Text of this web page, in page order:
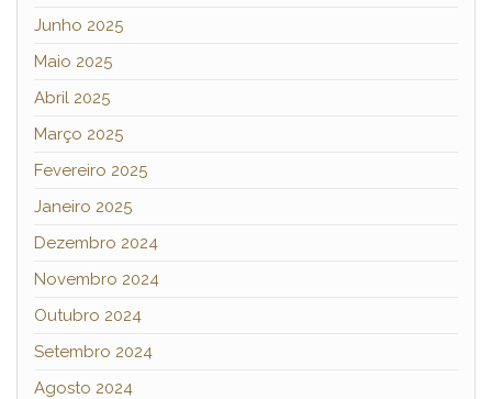
Junho 2025
Maio 2025
Abril 2025
Março 2025
Fevereiro 2025
Janeiro 2025
Dezembro 2024
Novembro 2024
Outubro 2024
Setembro 2024
Agosto 2024